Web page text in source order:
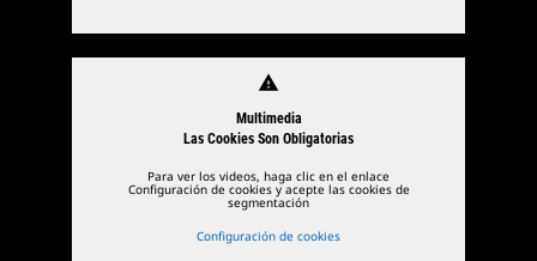
warning
Multimedia
Las Cookies Son Obligatorias
Para ver los videos, haga clic en el enlace
Configuración de cookies y acepte las cookies de
segmentación
Configuración de cookies